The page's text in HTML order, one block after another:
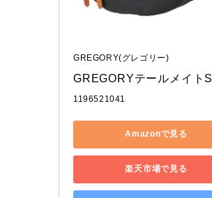
GREGORY(グレゴリー)
GREGORYテールメイトS
1196521041
Amazonで見る
楽天市場で見る